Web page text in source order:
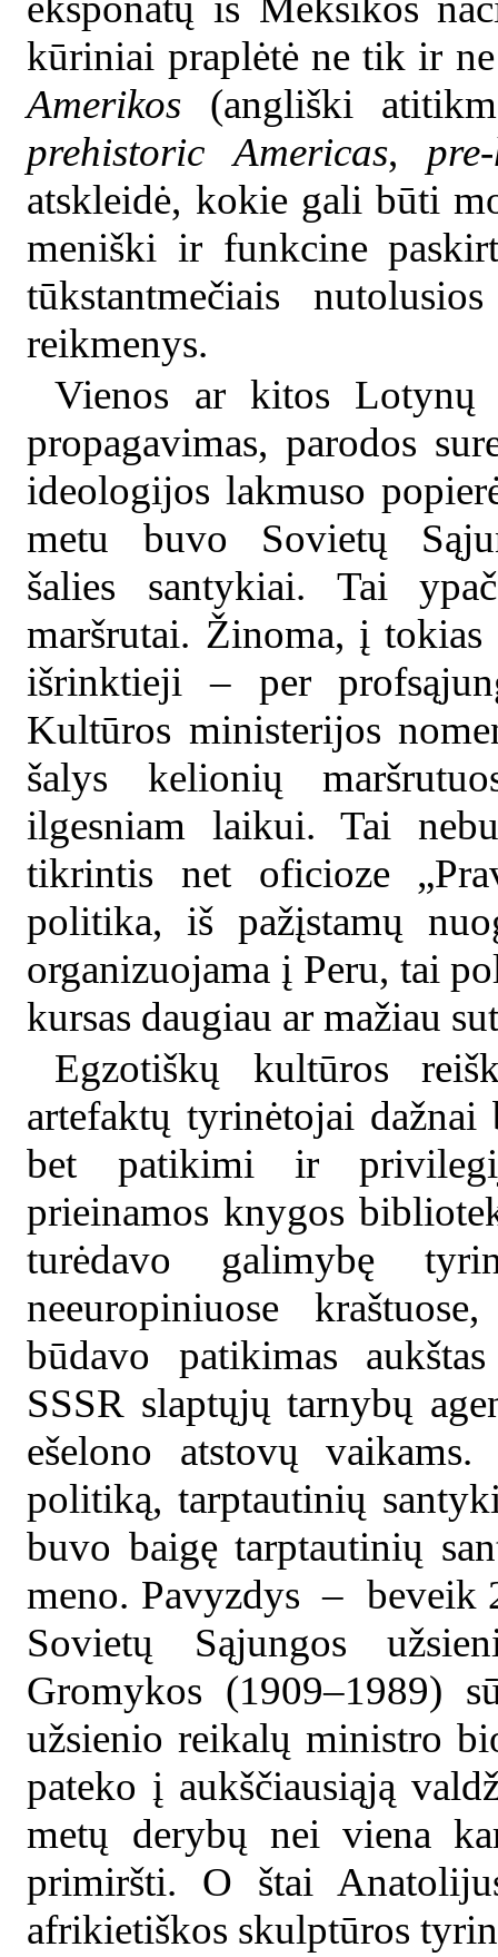
kūriniai praplėtė ne tik ir
Amerikos (angliški
prehistoric Americas,
atskleidė, kokie gali būti
meniški ir funkcine
tūkstantmečiais
reikmenys.
Vienos ar kitos Lotynų
propagavimas, parodos
ideologijos lakmuso
metu buvo Sovietų
šalies santykiai. Tai
maršrutai. Žinoma, į
išrinktieji – per
Kultūros ministerijos
šalys kelionių
ilgesniam laikui. Tai
tikrintis net oficioze
politika, iš pažįstamų
organizuojama į Peru, tai
kursas daugiau ar mažiau
Egzotiškų kultūros
artefaktų tyrinėtojai
bet patikimi ir
prieinamos knygos
turėdavo galimybę
neeuropiniuose
būdavo patikimas
SSSR slaptųjų tarnybų
ešelono atstovų
politiką, tarptautinių
buvo baigę tarptautinių
meno. Pavyzdys – beveik
Sovietų Sąjungos
Gromykos (1909–1989)
užsienio reikalų ministro
pateko į aukščiausiąją
metų derybų nei viena
primiršti. O štai
afrikietiškos skulptūros